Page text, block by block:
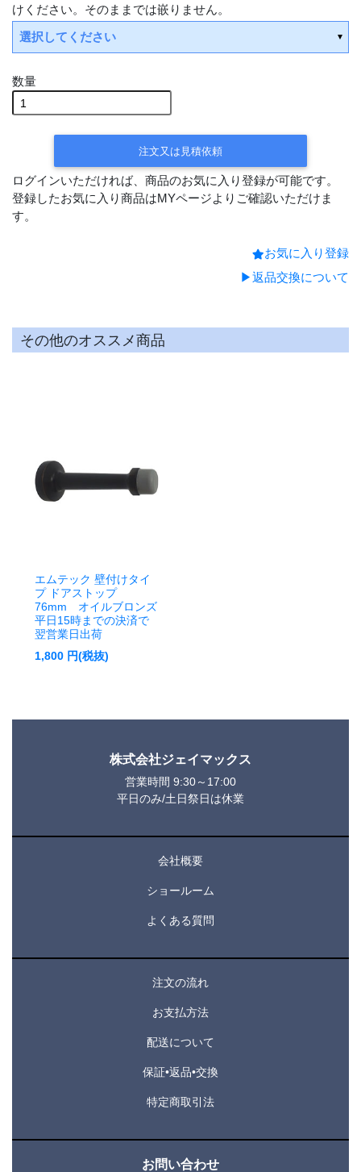
けください。そのままでは嵌りません。
選択してください
数量
注文又は見積依頼
ログインいただければ、商品のお気に入り登録が可能です。
登録したお気に入り商品はMYページよりご確認いただけま
す。
お気に入り登録
▶返品交換について
その他のオススメ商品
エムテック 壁付けタイ
プ ドアストップ
76mm オイルブロンズ
平日15時までの決済で
翌営業日出荷
1,800 円(税抜)
株式会社ジェイマックス
営業時間 9:30～17:00
平日のみ/土日祭日は休業
会社概要
ショールーム
よくある質問
注文の流れ
お支払方法
配送について
保証•返品•交換
特定商取引法
お問い合わせ